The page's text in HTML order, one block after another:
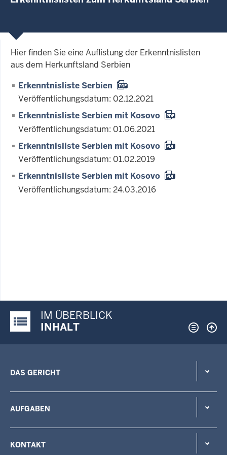
Hier finden Sie eine Auflistung der Erkenntnislisten
aus dem Herkunftsland Serbien
Erkenntnisliste Serbien
Veröffentlichungsdatum: 02.12.2021
Erkenntnisliste Serbien mit Kosovo
Veröffentlichungsdatum: 01.06.2021
Erkenntnisliste Serbien mit Kosovo
Veröffentlichungsdatum: 01.02.2019
Erkenntnisliste Serbien mit Kosovo
Veröffentlichungsdatum: 24.03.2016
Justiz-Portal im Überblick:
IM ÜBERBLICK
INHALT
DAS GERICHT
AUFGABEN
KONTAKT